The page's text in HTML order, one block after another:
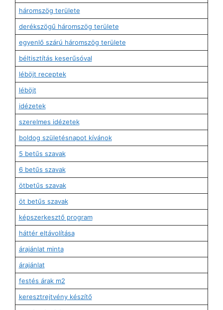
háromszög területe
derékszögű háromszög területe
egyenlő szárú háromszög területe
béltisztítás keserűsóval
léböjt receptek
léböjt
idézetek
szerelmes idézetek
boldog születésnapot kívánok
5 betűs szavak
6 betűs szavak
ötbetűs szavak
öt betűs szavak
képszerkesztő program
háttér eltávolítása
árajánlat minta
árajánlat
festés árak m2
keresztrejtvény készítő